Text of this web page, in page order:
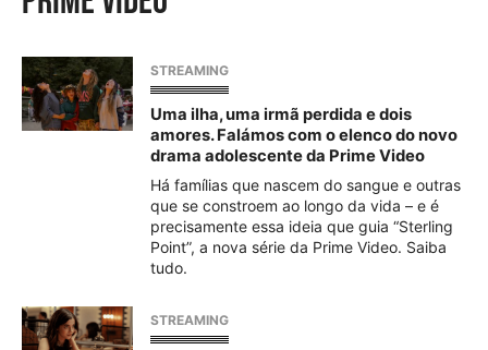
STREAMING
Uma ilha, uma irmã perdida e dois
amores. Falámos com o elenco do novo
drama adolescente da Prime Video
Há famílias que nascem do sangue e outras
que se constroem ao longo da vida – e é
precisamente essa ideia que guia “Sterling
Point”, a nova série da Prime Video. Saiba
tudo.
STREAMING